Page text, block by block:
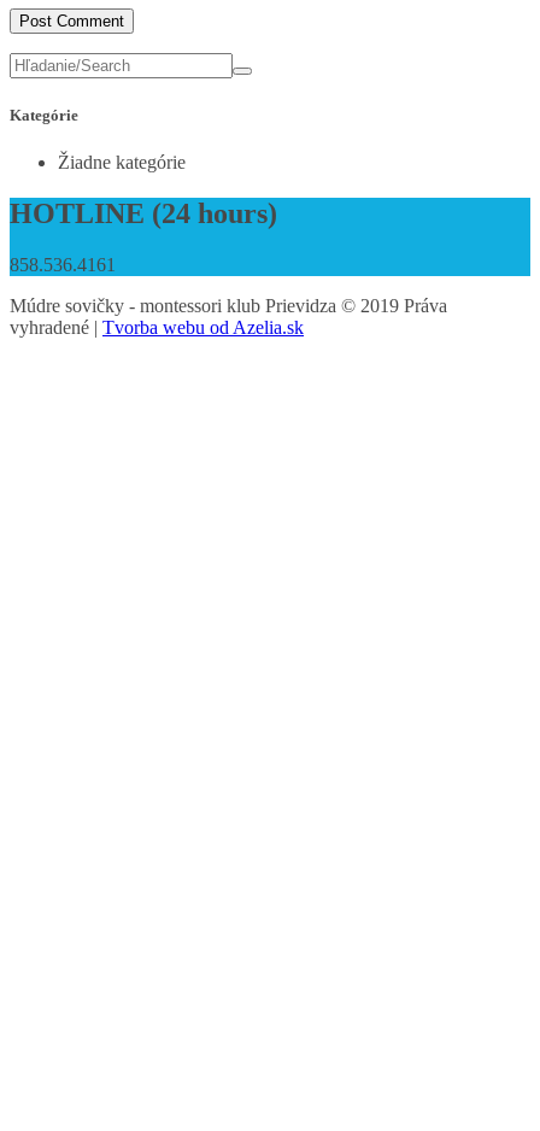
Kategórie
Žiadne kategórie
HOTLINE (24 hours)
858.536.4161
Múdre sovičky - montessori klub Prievidza © 2019 Práva
vyhradené | Tvorba webu od Azelia.sk